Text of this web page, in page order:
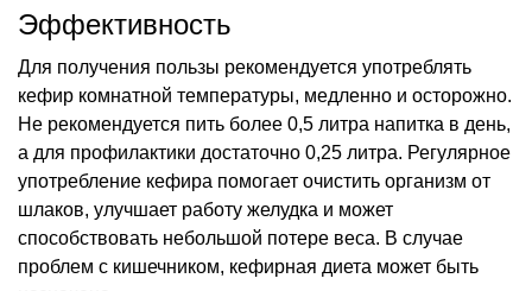
Эффективность
Для получения пользы рекомендуется употреблять
кефир комнатной температуры, медленно и осторожно.
Не рекомендуется пить более 0,5 литра напитка в день,
а для профилактики достаточно 0,25 литра. Регулярное
употребление кефира помогает очистить организм от
шлаков, улучшает работу желудка и может
способствовать небольшой потере веса. В случае
проблем с кишечником, кефирная диета может быть